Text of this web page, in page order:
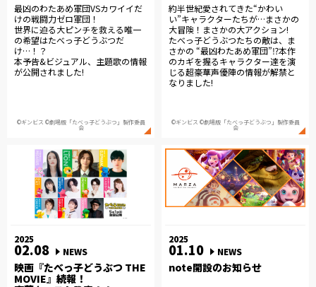
最凶のわたあめ軍団VSカワイイだ
けの戦闘力ゼロ軍団！
世界に迫る大ピンチを救える唯一
の希望はたべっ子どうぶつだ
け…！？
本予告&ビジュアル、主題歌の情報
が公開されました!
©ギンビス ©劇場版「たべっ子どうぶつ」製作委員
会
約半世紀愛されてきた“かわい
い”キャラクターたちが…まさかの
大冒険！まさかの大アクション!
たべっ⼦どうぶつたちの敵は、ま
さかの “最凶わたあめ軍団”⁉本作
のカギを握るキャラクター達を演
じる超豪華声優陣の情報が解禁と
なりました!
©ギンビス ©劇場版「たべっ子どうぶつ」製作委員
会
2025
02.08 NEWS
映画『たべっ子どうぶつ THE
MOVIE』続報！
2025
01.10 NEWS
note開設のお知らせ